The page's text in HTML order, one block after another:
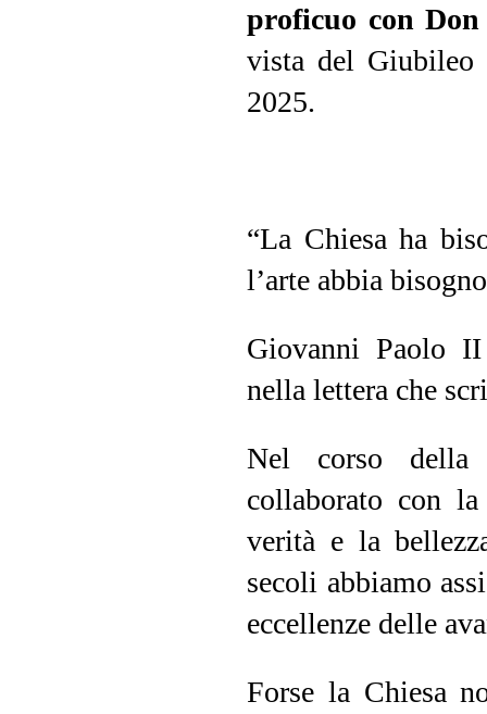
proficuo con
vista del
2025.
“La Chiesa ha
l’arte abbia
Giovanni Paolo
nella lettera che
Nel corso della
collaborato con
verità e la
secoli abbiamo
eccellenze delle
Forse la Chiesa